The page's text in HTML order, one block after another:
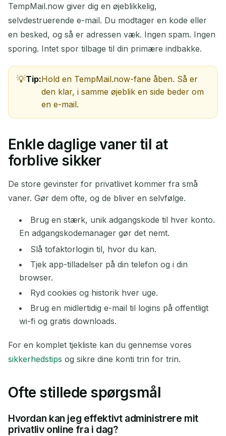
TempMail.now giver dig en øjeblikkelig,
selvdestruerende e-mail. Du modtager en kode eller
en besked, og så er adressen væk. Ingen spam. Ingen
sporing. Intet spor tilbage til din primære indbakke.
Tip:Hold en TempMail.now-fane åben. Så er
den klar, i samme øjeblik en side beder om
en e-mail.
Enkle daglige vaner til at
forblive sikker
De store gevinster for privatlivet kommer fra små
vaner. Gør dem ofte, og de bliver en selvfølge.
Brug en stærk, unik adgangskode til hver konto.
En adgangskodemanager gør det nemt.
Slå tofaktorlogin til, hvor du kan.
Tjek app-tilladelser på din telefon og i din
browser.
Ryd cookies og historik hver uge.
Brug en midlertidig e-mail til logins på offentligt
wi-fi og gratis downloads.
For en komplet tjekliste kan du gennemse vores
sikkerhedstips og sikre dine konti trin for trin.
Ofte stillede spørgsmål
Hvordan kan jeg effektivt administrere mit
privatliv online fra i dag?